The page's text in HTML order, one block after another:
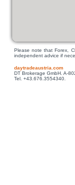
Please note that Forex,
independent advice if
daytradeaustria.com
DT Brokerage GmbH. A-
Tel. +43.676.3554340.